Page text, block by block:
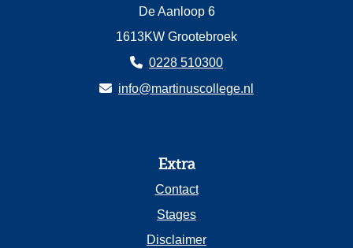
De Aanloop 6
1613KW Grootebroek
0228 510300
info@martinuscollege.nl
Extra
Contact
Stages
Disclaimer